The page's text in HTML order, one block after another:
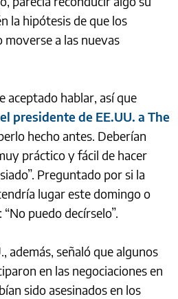
la hipótesis de que los
a las nuevas
aceptado hablar, así que
presidente de EE.UU. a The
hecho antes. Deberían
práctico y fácil de hacer
Preguntado por si la
lugar este domingo o
puedo decírselo”.
además, señaló que algunos
en las negociaciones en
sido asesinados en los